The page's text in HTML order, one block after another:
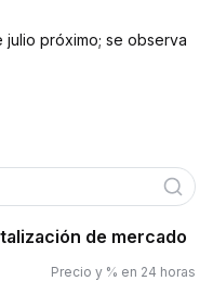
julio próximo; se observa
de mercado
Precio y % en 24 horas